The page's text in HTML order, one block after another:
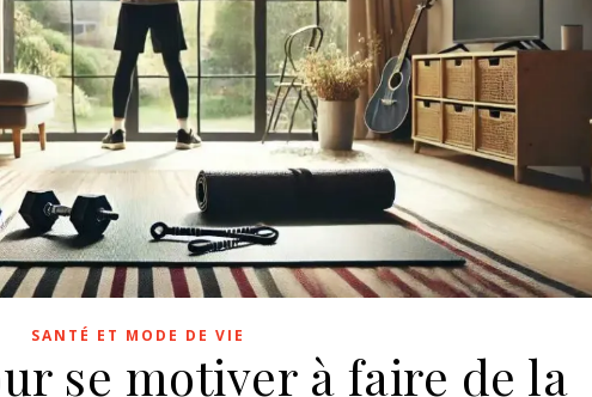
SANTÉ ET MODE DE VIE
se motiver à faire de la